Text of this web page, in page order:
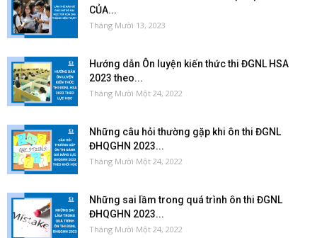
CỦA...
Tháng Mười 13, 2023
Hướng dẫn Ôn luyện kiến thức thi ĐGNL HSA
2023 theo...
Tháng Mười Một 24, 2022
Những câu hỏi thường gặp khi ôn thi ĐGNL
ĐHQGHN 2023...
Tháng Mười Một 24, 2022
Những sai lầm trong quá trình ôn thi ĐGNL
ĐHQGHN 2023...
Tháng Mười Một 24, 2022